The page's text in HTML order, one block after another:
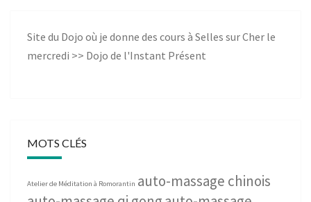
Site du Dojo où je donne des cours à Selles sur Cher le
mercredi >> Dojo de l'Instant Présent
MOTS CLÉS
Atelier de Méditation à Romorantin auto-massage chinois